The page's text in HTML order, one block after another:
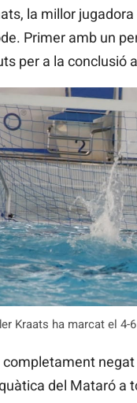
la millor
Primer amb un
per a la conclusió
Kraats ha marcat el 4-
completament
del Mataró a